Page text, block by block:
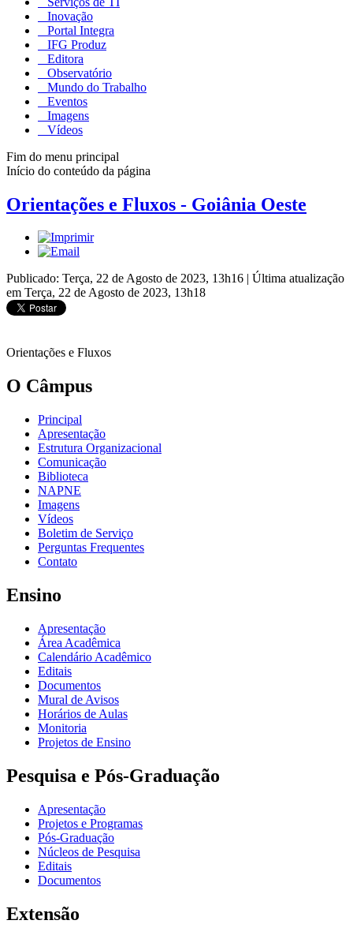
Inovação
Portal Integra
IFG Produz
Editora
Observatório
Mundo do Trabalho
Eventos
Imagens
Vídeos
Fim do menu principal
Início do conteúdo da página
Orientações e Fluxos - Goiânia Oeste
Publicado: Terça, 22 de Agosto de 2023, 13h16 | Última atualização
em Terça, 22 de Agosto de 2023, 13h18
Orientações e Fluxos
O Câmpus
Principal
Apresentação
Estrutura Organizacional
Comunicação
Biblioteca
NAPNE
Imagens
Vídeos
Boletim de Serviço
Perguntas Frequentes
Contato
Ensino
Apresentação
Área Acadêmica
Calendário Acadêmico
Editais
Documentos
Mural de Avisos
Horários de Aulas
Monitoria
Projetos de Ensino
Pesquisa e Pós-Graduação
Apresentação
Projetos e Programas
Pós-Graduação
Núcleos de Pesquisa
Editais
Documentos
Extensão